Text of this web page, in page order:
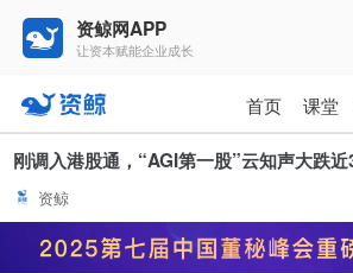
资鲸网APP
让资本赋能企业成长
首页 课堂
资讯 课堂 直播
报告
为你推荐
刚调入港股通，“AGI第一股”云知声大跌近
资鲸